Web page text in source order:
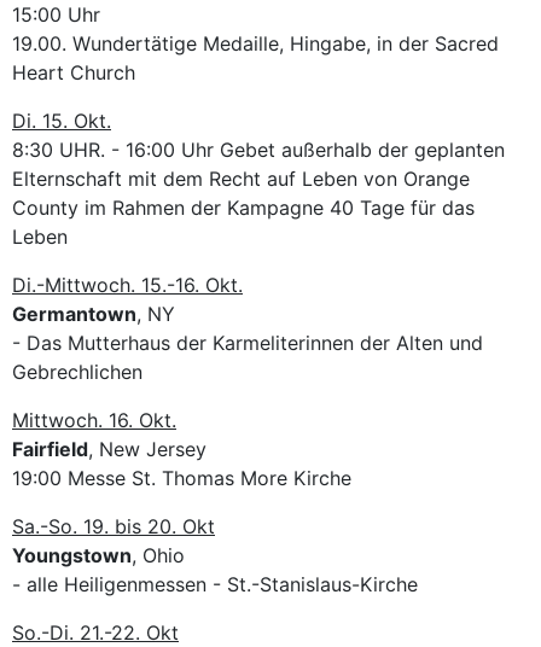
15:00 Uhr
19.00. Wundertätige Medaille, Hingabe, in der Sacred
Heart Church
Di. 15. Okt.
8:30 UHR. - 16:00 Uhr Gebet außerhalb der geplanten
Elternschaft mit dem Recht auf Leben von Orange
County im Rahmen der Kampagne 40 Tage für das
Leben
Di.-Mittwoch. 15.-16. Okt.
Germantown, NY
- Das Mutterhaus der Karmeliterinnen der Alten und
Gebrechlichen
Mittwoch. 16. Okt.
Fairfield, New Jersey
19:00 Messe St. Thomas More Kirche
Sa.-So. 19. bis 20. Okt
Youngstown, Ohio
- alle Heiligenmessen - St.-Stanislaus-Kirche
So.-Di. 21.-22. Okt